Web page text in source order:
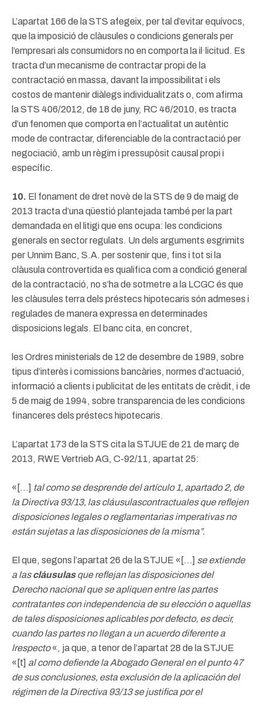
L’apartat 166 de la STS afegeix, per tal d’evitar equívocs,
que la imposició de clàusules o condicions generals per
l’empresari als consumidors no en comporta la il·licitud. Es
tracta d’un mecanisme de contractar propi de la
contractació en massa, davant la impossibilitat i els
costos de mantenir diàlegs individualitzats o, com afirma
la STS 406/2012, de 18 de juny, RC 46/2010, es tracta
d’un fenomen que comporta en l’actualitat un autèntic
mode de contractar, diferenciable de la contractació per
negociació, amb un règim i pressupòsit causal propi i
específic.
10. El fonament de dret novè de la STS de 9 de maig de
2013 tracta d’una qüestió plantejada també per la part
demandada en el litigi que ens ocupa: les condicions
generals en sector regulats. Un dels arguments esgrimits
per Unnim Banc, S.A. per sostenir que, fins i tot si la
clàusula controvertida es qualifica com a condició general
de la contractació, no s’ha de sotmetre a la LCGC és que
les clàusules terra dels préstecs hipotecaris són admeses i
regulades de manera expressa en determinades
disposicions legals. El banc cita, en concret,
les Ordres ministerials de 12 de desembre de 1989, sobre
tipus d’interès i comissions bancàries, normes d’actuació,
informació a clients i publicitat de les entitats de crèdit, i de
5 de maig de 1994, sobre transparencia de les condicions
financeres dels préstecs hipotecaris.
L’apartat 173 de la STS cita la STJUE de 21 de març de
2013, RWE Vertrieb AG, C-92/11, apartat 25:
«[…] tal como se desprende del artículo 1, apartado 2, de
la Directiva 93/13, lascláusulascontractuales que reflejen
disposiciones legales o reglamentarias imperativas no
están sujetas a las disposiciones de la misma”.
El que, segons l’apartat 26 de la STJUE «[…] se extiende
a lascláusulasque reflejan las disposiciones del
Derecho nacional que se apliquen entre las partes
contratantes con independencia de su elección o aquellas
de tales disposiciones aplicables por defecto, es decir,
cuando las partes no llegan a un acuerdo diferente a
lrespecto«, ja que, a tenor de l’apartat 28 de la STJUE
«[t] al como defiende la Abogado General en el punto 47
de sus conclusiones, esta exclusión de la aplicación del
régimen de la Directiva 93/13 se justifica por el